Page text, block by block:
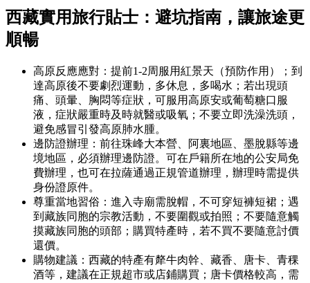
西藏實用旅行貼士：避坑指南，讓旅途更
順暢
高原反應應對：提前1-2周服用紅景天（預防作用）；到
達高原後不要劇烈運動，多休息，多喝水；若出現頭
痛、頭暈、胸悶等症狀，可服用高原安或葡萄糖口服
液，症狀嚴重時及時就醫或吸氧；不要立即洗澡洗頭，
避免感冒引發高原肺水腫。
邊防證辦理：前往珠峰大本營、阿裏地區、墨脫縣等邊
境地區，必須辦理邊防證。可在戶籍所在地的公安局免
費辦理，也可在拉薩通過正規管道辦理，辦理時需提供
身份證原件。
尊重當地習俗：進入寺廟需脫帽，不可穿短褲短裙；遇
到藏族同胞的宗教活動，不要圍觀或拍照；不要隨意觸
摸藏族同胞的頭部；購買特產時，若不買不要隨意討價
還價。
購物建議：西藏的特產有犛牛肉幹、藏香、唐卡、青稞
酒等，建議在正規超市或店鋪購買；唐卡價格較高，需